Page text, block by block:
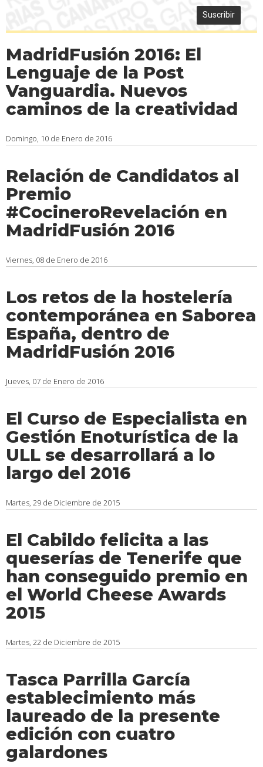
Suscribir
MadridFusión 2016: El
Lenguaje de la Post
Vanguardia. Nuevos
caminos de la creatividad
Domingo, 10 de Enero de 2016
Relación de Candidatos al
Premio
#CocineroRevelación en
MadridFusión 2016
Viernes, 08 de Enero de 2016
Los retos de la hostelería
contemporánea en Saborea
España, dentro de
MadridFusión 2016
Jueves, 07 de Enero de 2016
El Curso de Especialista en
Gestión Enoturística de la
ULL se desarrollará a lo
largo del 2016
Martes, 29 de Diciembre de 2015
El Cabildo felicita a las
queserías de Tenerife que
han conseguido premio en
el World Cheese Awards
2015
Martes, 22 de Diciembre de 2015
Tasca Parrilla García
establecimiento más
laureado de la presente
edición con cuatro
galardones